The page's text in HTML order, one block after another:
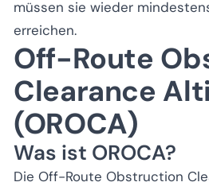
müssen sie wieder
erreichen.
Off-Route
Clearance
(OROCA)
Was ist OROCA?
Die Off-Route Obstruction